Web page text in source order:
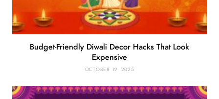
Budget-Friendly Diwali Decor Hacks That Look
Expensive
OCTOBER 19, 2025